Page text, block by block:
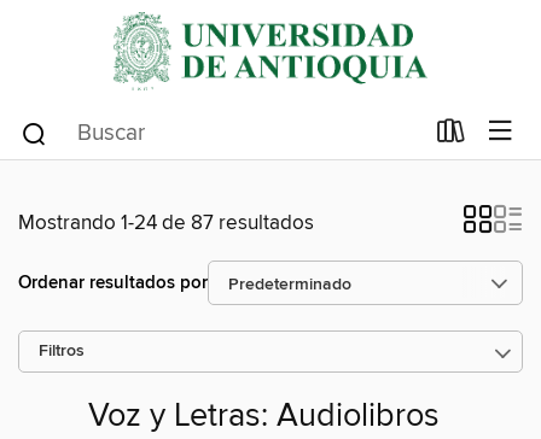
Mostrando 1-24 de 87 resultados
Ordenar resultados por
Filtros
Voz y Letras: Audiolibros